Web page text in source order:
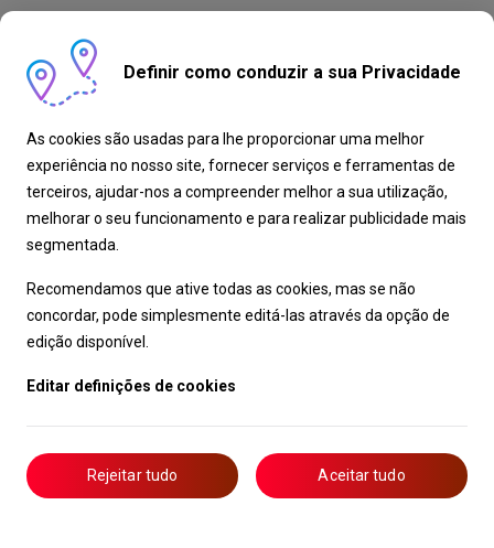
Definir como conduzir a sua Privacidade
As cookies são usadas para lhe proporcionar uma melhor
experiência no nosso site, fornecer serviços e ferramentas de
terceiros, ajudar-nos a compreender melhor a sua utilização,
melhorar o seu funcionamento e para realizar publicidade mais
segmentada.
Recomendamos que ative todas as cookies, mas se não
concordar, pode simplesmente editá-las através da opção de
edição disponível.
Editar definições de cookies
Rejeitar tudo Aceitar tudo